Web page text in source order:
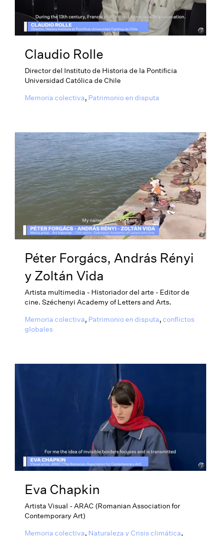
Claudio Rolle
Director del Instituto de Historia de la Pontificia
Universidad Católica de Chile
Memoria colectiva, Patrimonio en disputa
Péter Forgács, András Rényi
y Zoltán Vida
Artista multimedia - Historiador del arte - Editor de
cine. Széchenyi Academy of Letters and Arts.
Memoria colectiva, Patrimonio en disputa, conflictos
globales
Eva Chapkin
Artista Visual - ARAC (Romanian Association for
Contemporary Art)
Memoria colectiva, Naturaleza y Crisis climática,